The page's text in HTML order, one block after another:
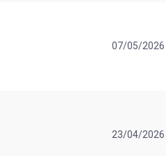
07/05/2026
23/04/2026